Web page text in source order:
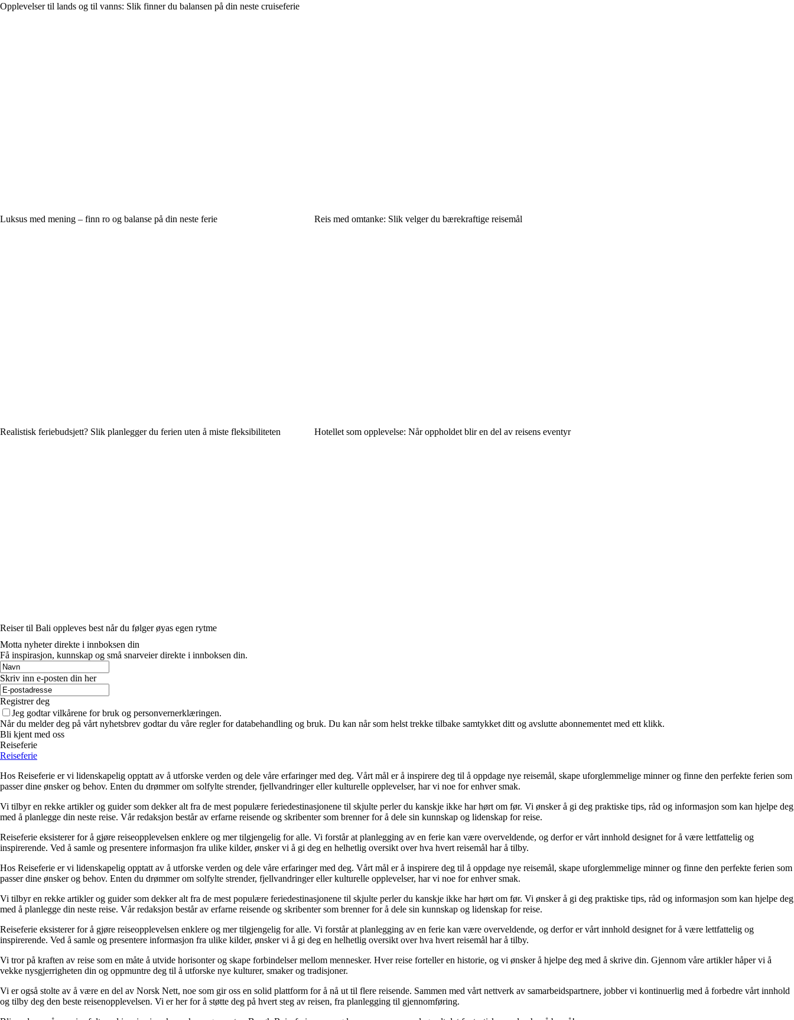
Opplevelser til lands og til vanns: Slik finner du balansen på din neste cruiseferie
Luksus med mening – finn ro og balanse på din neste ferie Reis med omtanke: Slik velger du bærekraftige reisemål
Realistisk feriebudsjett? Slik planlegger du ferien uten å miste fleksibiliteten Hotellet som opplevelse: Når oppholdet blir en del av reisens eventyr
Reiser til Bali oppleves best når du følger øyas egen rytme
Motta nyheter direkte i innboksen din
Få inspirasjon, kunnskap og små snarveier direkte i innboksen din.
Skriv inn e-posten din her
Registrer deg
Jeg godtar vilkårene for bruk og personvernerklæringen.
Når du melder deg på vårt nyhetsbrev godtar du våre regler for databehandling og bruk. Du kan når som helst trekke tilbake samtykket ditt og avslutte abonnementet med ett klikk.
Bli kjent med oss
Reiseferie
Reiseferie
Hos Reiseferie er vi lidenskapelig opptatt av å utforske verden og dele våre erfaringer med deg. Vårt mål er å inspirere deg til å oppdage nye reisemål, skape uforglemmelige minner og finne den perfekte ferien som
passer dine ønsker og behov. Enten du drømmer om solfylte strender, fjellvandringer eller kulturelle opplevelser, har vi noe for enhver smak.
Vi tilbyr en rekke artikler og guider som dekker alt fra de mest populære feriedestinasjonene til skjulte perler du kanskje ikke har hørt om før. Vi ønsker å gi deg praktiske tips, råd og informasjon som kan hjelpe deg
med å planlegge din neste reise. Vår redaksjon består av erfarne reisende og skribenter som brenner for å dele sin kunnskap og lidenskap for reise.
Reiseferie eksisterer for å gjøre reiseopplevelsen enklere og mer tilgjengelig for alle. Vi forstår at planlegging av en ferie kan være overveldende, og derfor er vårt innhold designet for å være lettfattelig og
inspirerende. Ved å samle og presentere informasjon fra ulike kilder, ønsker vi å gi deg en helhetlig oversikt over hva hvert reisemål har å tilby.
Hos Reiseferie er vi lidenskapelig opptatt av å utforske verden og dele våre erfaringer med deg. Vårt mål er å inspirere deg til å oppdage nye reisemål, skape uforglemmelige minner og finne den perfekte ferien som
passer dine ønsker og behov. Enten du drømmer om solfylte strender, fjellvandringer eller kulturelle opplevelser, har vi noe for enhver smak.
Vi tilbyr en rekke artikler og guider som dekker alt fra de mest populære feriedestinasjonene til skjulte perler du kanskje ikke har hørt om før. Vi ønsker å gi deg praktiske tips, råd og informasjon som kan hjelpe deg
med å planlegge din neste reise. Vår redaksjon består av erfarne reisende og skribenter som brenner for å dele sin kunnskap og lidenskap for reise.
Reiseferie eksisterer for å gjøre reiseopplevelsen enklere og mer tilgjengelig for alle. Vi forstår at planlegging av en ferie kan være overveldende, og derfor er vårt innhold designet for å være lettfattelig og
inspirerende. Ved å samle og presentere informasjon fra ulike kilder, ønsker vi å gi deg en helhetlig oversikt over hva hvert reisemål har å tilby.
Vi tror på kraften av reise som en måte å utvide horisonter og skape forbindelser mellom mennesker. Hver reise forteller en historie, og vi ønsker å hjelpe deg med å skrive din. Gjennom våre artikler håper vi å
vekke nysgjerrigheten din og oppmuntre deg til å utforske nye kulturer, smaker og tradisjoner.
Vi er også stolte av å være en del av Norsk Nett, noe som gir oss en solid plattform for å nå ut til flere reisende. Sammen med vårt nettverk av samarbeidspartnere, jobber vi kontinuerlig med å forbedre vårt innhold
og tilby deg den beste reisenopplevelsen. Vi er her for å støtte deg på hvert steg av reisen, fra planlegging til gjennomføring.